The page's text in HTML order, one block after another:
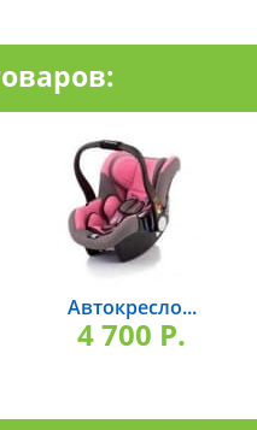
Автокресло...
4 700 P.